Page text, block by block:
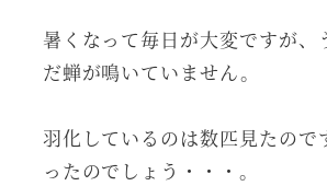
暑くなって毎日が大変ですが、
だ蝉が鳴いていません。
羽化しているのは数匹見たので
ったのでしょう・・・。